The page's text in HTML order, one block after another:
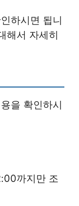
하시면 됩니
해서 자세히
을 확인하시
까지만 조